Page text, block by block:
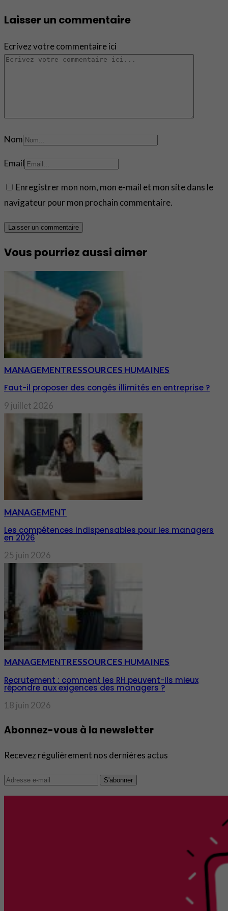
Laisser un commentaire
Ecrivez votre commentaire ici
Nom
Email
Enregistrer mon nom, mon e-mail et mon site dans le
navigateur pour mon prochain commentaire.
Vous pourriez aussi aimer
MANAGEMENTRESSOURCES HUMAINES
Faut-il proposer des congés illimités en entreprise ?
9 juillet 2026
MANAGEMENT
Les compétences indispensables pour les managers
en 2026
25 juin 2026
MANAGEMENTRESSOURCES HUMAINES
Recrutement : comment les RH peuvent-ils mieux
répondre aux exigences des managers ?
18 juin 2026
Abonnez-vous à la newsletter
Recevez régulièrement nos dernières actus
S'abonner